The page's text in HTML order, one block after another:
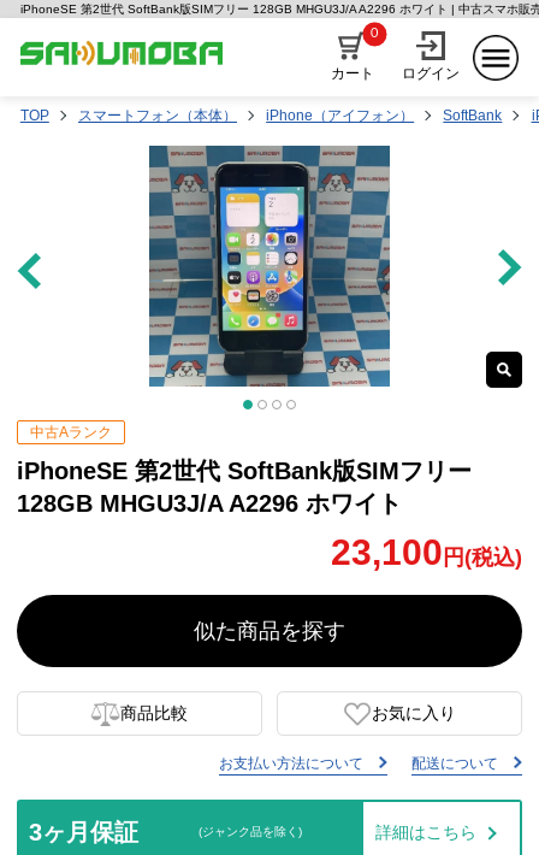
iPhoneSE 第2世代 SoftBank版SIMフリー 128GB MHGU3J/A A2296 ホワイト | 中古スマホ販
カート
0
ログイン
TOP スマートフォン（本体） iPhone（アイフォン） SoftBank
中古Aランク
iPhoneSE 第2世代 SoftBank版SIMフリー
128GB MHGU3J/A A2296 ホワイト
23,100 円(税込)
似た商品を探す
商品比較 お気に入り
お支払い方法について 配送について
3ヶ月保証 (ジャンク品を除く) 詳細はこちら